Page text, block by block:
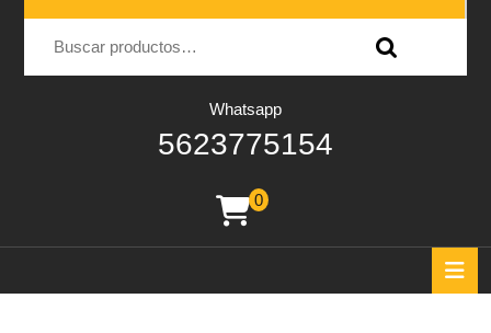
Whatsapp
5623775154
shopping
cart
0